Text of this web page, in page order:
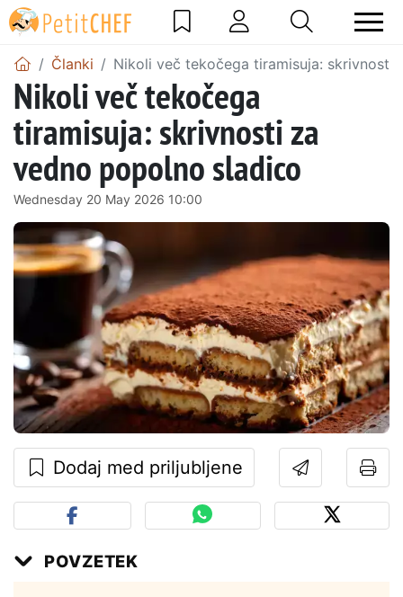
Članki Nikoli več tekočega tiramisuja: skrivnosti
Nikoli več tekočega
tiramisuja: skrivnosti za
vedno popolno sladico
Wednesday 20 May 2026 10:00
Dodaj med priljubljene
POVZETEK